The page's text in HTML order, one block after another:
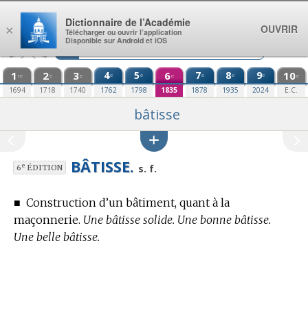
Aller au contenu
1 re
1694
2e
1718
3e
1740
4e
1762
5e
1798
6e
1835
7e
1878
8e
1935
9e
2024
10e
E.C.
bâtisse
6eÉDITION BÂTISSE. s. f.
■ Construction d’un bâtiment, quant à la
maçonnerie. Une bâtisse solide. Une bonne bâtisse.
Une belle bâtisse.
×
Dictionnaire de l’Académie
Télécharger ou ouvrir l’application
Disponible sur Android et iOS
OUVRIR